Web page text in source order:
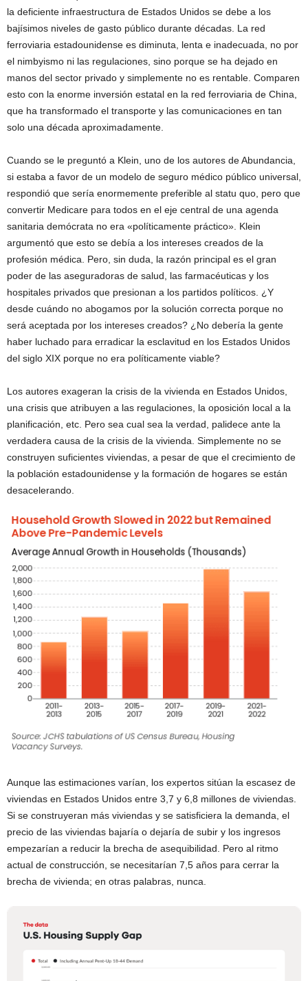
la deficiente infraestructura de Estados Unidos se debe a los
bajísimos niveles de gasto público durante décadas. La red
ferroviaria estadounidense es diminuta, lenta e inadecuada, no por
el nimbyismo ni las regulaciones, sino porque se ha dejado en
manos del sector privado y simplemente no es rentable. Comparen
esto con la enorme inversión estatal en la red ferroviaria de China,
que ha transformado el transporte y las comunicaciones en tan
solo una década aproximadamente.
Cuando se le preguntó a Klein, uno de los autores de Abundancia,
si estaba a favor de un modelo de seguro médico público universal,
respondió que sería enormemente preferible al statu quo, pero que
convertir Medicare para todos en el eje central de una agenda
sanitaria demócrata no era «políticamente práctico». Klein
argumentó que esto se debía a los intereses creados de la
profesión médica. Pero, sin duda, la razón principal es el gran
poder de las aseguradoras de salud, las farmacéuticas y los
hospitales privados que presionan a los partidos políticos. ¿Y
desde cuándo no abogamos por la solución correcta porque no
será aceptada por los intereses creados? ¿No debería la gente
haber luchado para erradicar la esclavitud en los Estados Unidos
del siglo XIX porque no era políticamente viable?
Los autores exageran la crisis de la vivienda en Estados Unidos,
una crisis que atribuyen a las regulaciones, la oposición local a la
planificación, etc. Pero sea cual sea la verdad, palidece ante la
verdadera causa de la crisis de la vivienda. Simplemente no se
construyen suficientes viviendas, a pesar de que el crecimiento de
la población estadounidense y la formación de hogares se están
desacelerando.
Aunque las estimaciones varían, los expertos sitúan la escasez de
viviendas en Estados Unidos entre 3,7 y 6,8 millones de viviendas.
Si se construyeran más viviendas y se satisficiera la demanda, el
precio de las viviendas bajaría o dejaría de subir y los ingresos
empezarían a reducir la brecha de asequibilidad. Pero al ritmo
actual de construcción, se necesitarían 7,5 años para cerrar la
brecha de vivienda; en otras palabras, nunca.